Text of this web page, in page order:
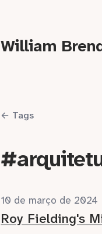
William
← Tags
10 de março de 2024
Roy Fielding's